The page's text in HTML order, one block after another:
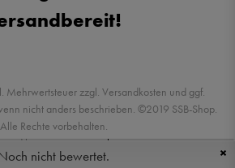
Mehrwertsteuer zzgl. Versandkosten und ggf.
nicht anders beschrieben. ©2019 SSB-Shop.
Alle Rechte vorbehalten.
bycreateyourtemplate
×
nicht bewertet.